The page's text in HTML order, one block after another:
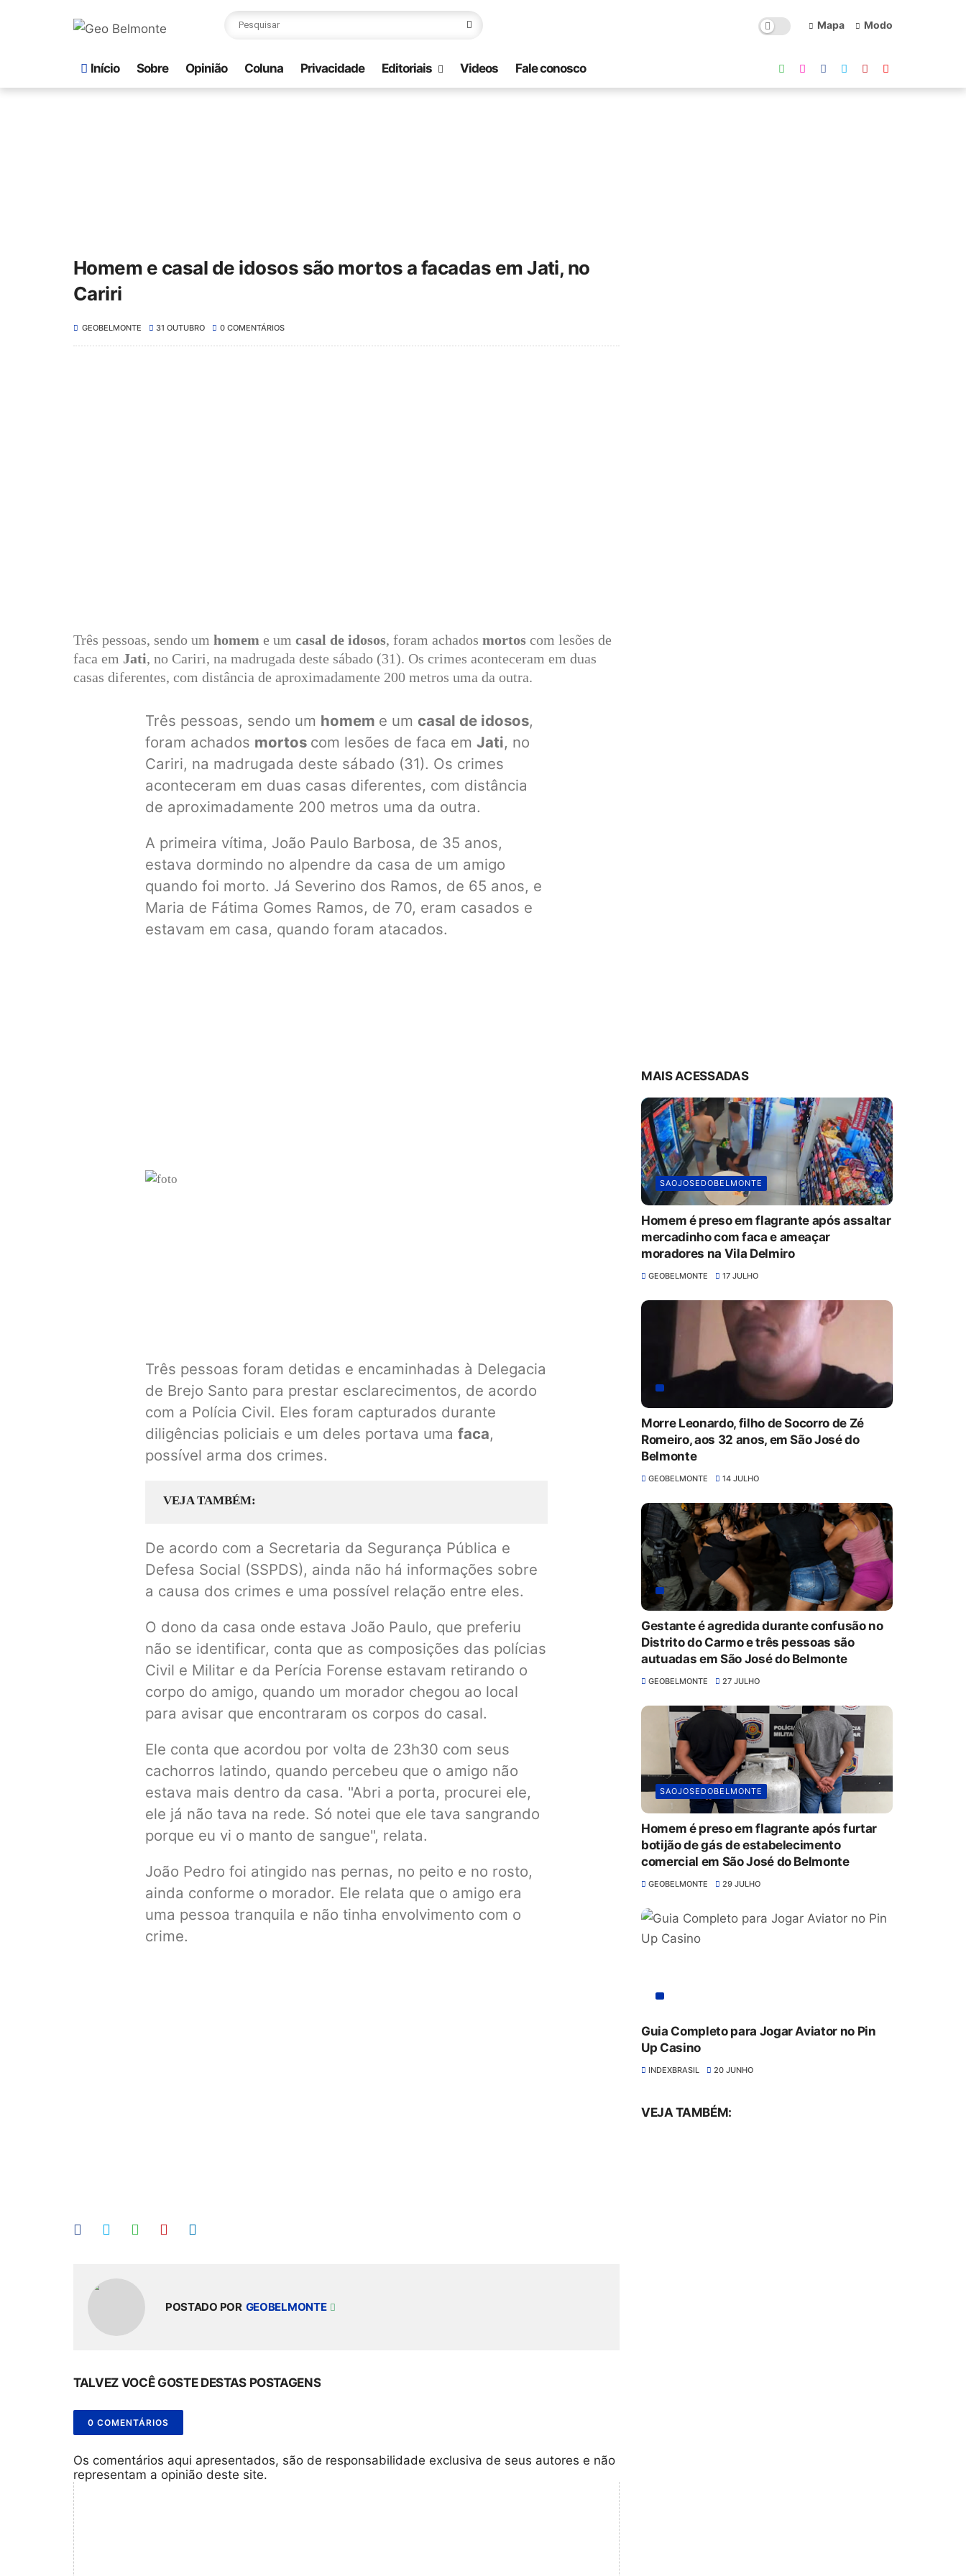
Mapa Modo
Início Sobre Opinião Coluna Privacidade Editoriais Videos Fale conosco
Homem e casal de idosos são mortos a facadas em Jati, no
Cariri
GEOBELMONTE 31 OUTUBRO 0 COMENTÁRIOS
Três pessoas, sendo um homem e um casal de idosos, foram achados mortos com lesões de
faca em Jati, no Cariri, na madrugada deste sábado (31). Os crimes aconteceram em duas
casas diferentes, com distância de aproximadamente 200 metros uma da outra.
Três pessoas, sendo um homem e um casal de idosos,
foram achados mortos com lesões de faca em Jati, no
Cariri, na madrugada deste sábado (31). Os crimes
aconteceram em duas casas diferentes, com distância
de aproximadamente 200 metros uma da outra.
A primeira vítima, João Paulo Barbosa, de 35 anos,
estava dormindo no alpendre da casa de um amigo
quando foi morto. Já Severino dos Ramos, de 65 anos, e
Maria de Fátima Gomes Ramos, de 70, eram casados e
estavam em casa, quando foram atacados.
Três pessoas foram detidas e encaminhadas à Delegacia
de Brejo Santo para prestar esclarecimentos, de acordo
com a Polícia Civil. Eles foram capturados durante
diligências policiais e um deles portava uma faca,
possível arma dos crimes.
VEJA TAMBÉM
De acordo com a Secretaria da Segurança Pública e
Defesa Social (SSPDS), ainda não há informações sobre
a causa dos crimes e uma possível relação entre eles.
O dono da casa onde estava João Paulo, que preferiu
não se identificar, conta que as composições das polícias
Civil e Militar e da Perícia Forense estavam retirando o
corpo do amigo, quando um morador chegou ao local
para avisar que encontraram os corpos do casal.
Ele conta que acordou por volta de 23h30 com seus
cachorros latindo, quando percebeu que o amigo não
estava mais dentro da casa. "Abri a porta, procurei ele,
ele já não tava na rede. Só notei que ele tava sangrando
porque eu vi o manto de sangue", relata.
João Pedro foi atingido nas pernas, no peito e no rosto,
ainda conforme o morador. Ele relata que o amigo era
uma pessoa tranquila e não tinha envolvimento com o
crime.
POSTADO POR GEOBELMONTE
TALVEZ VOCÊ GOSTE DESTAS POSTAGENS
0 COMENTÁRIOS
Os comentários aqui apresentados, são de responsabilidade exclusiva de seus autores e não
representam a opinião deste site.
MAIS ACESSADAS
SAOJOSEDOBELMONTE
Homem é preso em flagrante após assaltar
mercadinho com faca e ameaçar
moradores na Vila Delmiro
GEOBELMONTE 17 JULHO
Morre Leonardo, filho de Socorro de Zé
Romeiro, aos 32 anos, em São José do
Belmonte
GEOBELMONTE 14 JULHO
Gestante é agredida durante confusão no
Distrito do Carmo e três pessoas são
autuadas em São José do Belmonte
GEOBELMONTE 27 JULHO
SAOJOSEDOBELMONTE
Homem é preso em flagrante após furtar
botijão de gás de estabelecimento
comercial em São José do Belmonte
GEOBELMONTE 29 JULHO
Guia Completo para Jogar Aviator no Pin
Up Casino
INDEXBRASIL 20 JUNHO
VEJA TAMBÉM: